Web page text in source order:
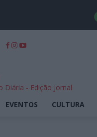
EVENTOS CULTURA